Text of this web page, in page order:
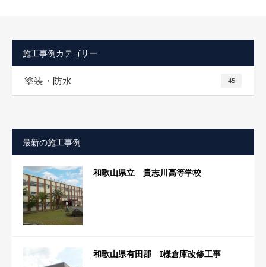
施工事例カテゴリー
塗装・防水 45
最新の施工事例
和歌山県立 貴志川高等学校
和歌山県有田郡 I様倉庫改修工事